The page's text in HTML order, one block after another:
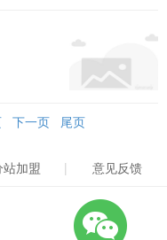
下一页 尾页
站加盟 | 意见反馈